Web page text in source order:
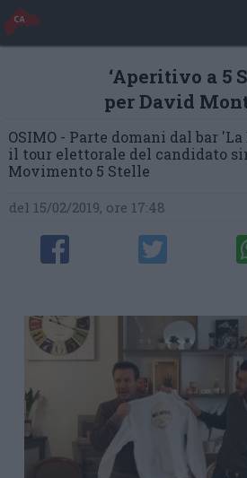
‘Aperitivo a 5
per David
OSIMO - Parte domani dal bar
il tour elettorale del candidato
Movimento 5 Stelle
del 15/02/2019, ore 17:48